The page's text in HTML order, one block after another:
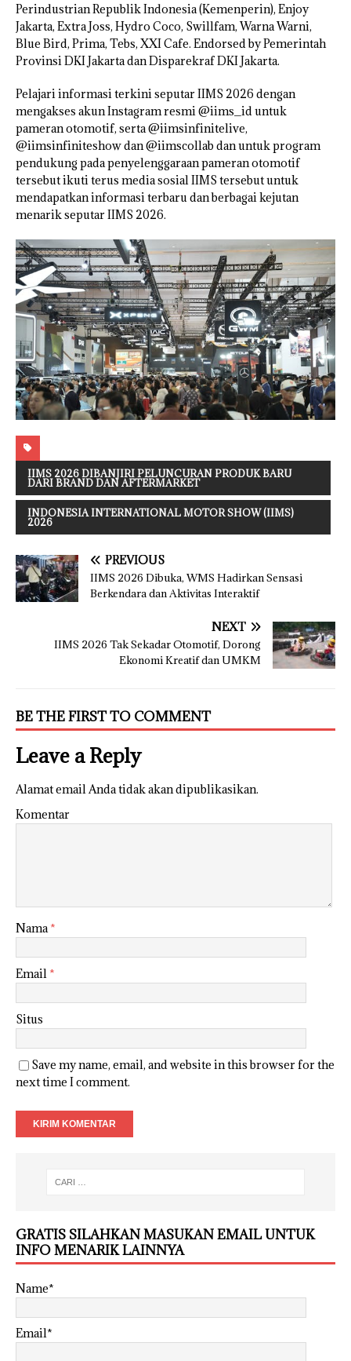
Perindustrian Republik Indonesia (Kemenperin), Enjoy
Jakarta, Extra Joss, Hydro Coco, Swillfam, Warna Warni,
Blue Bird, Prima, Tebs, XXI Cafe. Endorsed by Pemerintah
Provinsi DKI Jakarta dan Disparekraf DKI Jakarta.
Pelajari informasi terkini seputar IIMS 2026 dengan
mengakses akun Instagram resmi @iims_id untuk
pameran otomotif, serta @iimsinfinitelive,
@iimsinfiniteshow dan @iimscollab dan untuk program
pendukung pada penyelenggaraan pameran otomotif
tersebut ikuti terus media sosial IIMS tersebut untuk
mendapatkan informasi terbaru dan berbagai kejutan
menarik seputar IIMS 2026.
IIMS 2026 DIBANJIRI PELUNCURAN PRODUK BARU
DARI BRAND DAN AFTERMARKET
INDONESIA INTERNATIONAL MOTOR SHOW (IIMS)
2026
PREVIOUS
IIMS 2026 Dibuka, WMS Hadirkan Sensasi
Berkendara dan Aktivitas Interaktif
NEXT
IIMS 2026 Tak Sekadar Otomotif, Dorong
Ekonomi Kreatif dan UMKM
BE THE FIRST TO COMMENT
Leave a Reply
Alamat email Anda tidak akan dipublikasikan.
Komentar
Nama *
Email *
Situs
Save my name, email, and website in this browser for the
next time I comment.
GRATIS SILAHKAN MASUKAN EMAIL UNTUK
INFO MENARIK LAINNYA
Name*
Email*